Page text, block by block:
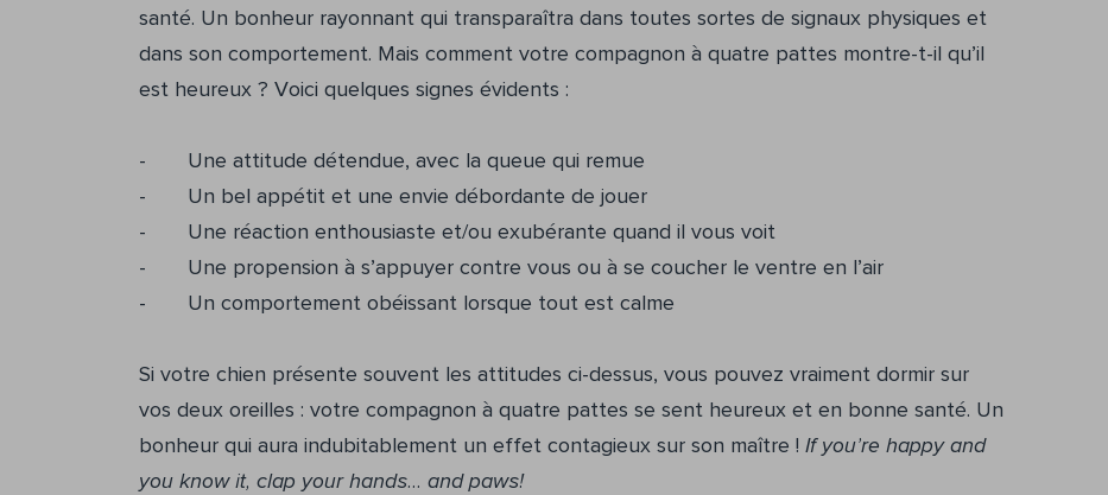
santé. Un bonheur rayonnant qui transparaîtra dans toutes sortes de signaux physiques et
dans son comportement. Mais comment votre compagnon à quatre pattes montre-t-il qu’il
est heureux ? Voici quelques signes évidents :
- Une attitude détendue, avec la queue qui remue
- Un bel appétit et une envie débordante de jouer
- Une réaction enthousiaste et/ou exubérante quand il vous voit
- Une propension à s’appuyer contre vous ou à se coucher le ventre en l’air
- Un comportement obéissant lorsque tout est calme
Si votre chien présente souvent les attitudes ci-dessus, vous pouvez vraiment dormir sur
vos deux oreilles : votre compagnon à quatre pattes se sent heureux et en bonne santé. Un
bonheur qui aura indubitablement un effet contagieux sur son maître ! If you’re happy and
you know it, clap your hands… and paws!